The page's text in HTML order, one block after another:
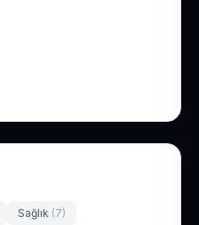
Sağlık (7)